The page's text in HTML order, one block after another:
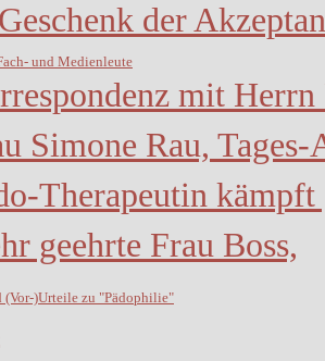
der
und Medienleute
mit
Simone Rau, Tages-
Therapeutin
geehrte Frau Boss,
(Vor-)Urteile zu "Pädophilie"